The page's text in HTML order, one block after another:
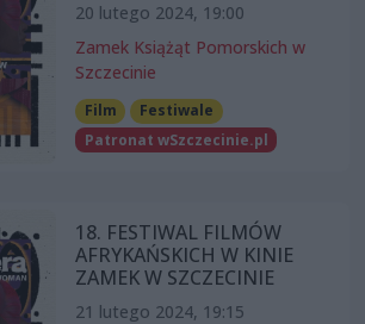
20 lutego 2024, 19:00
Zamek Książąt Pomorskich w
Szczecinie
Film
Festiwale
Patronat wSzczecinie.pl
18. FESTIWAL FILMÓW
AFRYKAŃSKICH W KINIE
ZAMEK W SZCZECINIE
21 lutego 2024, 19:15